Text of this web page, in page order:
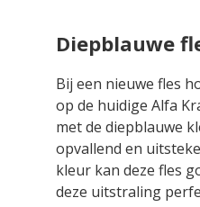
Diepblauwe
Bij een nieuwe fles
op de huidige Alfa
met de diepblauwe
opvallend en
kleur kan deze fles
deze uitstraling